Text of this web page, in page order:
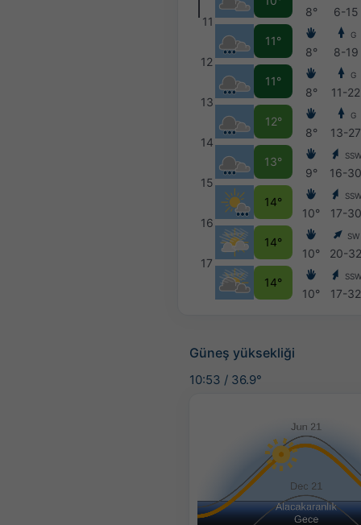
11
12
13
14
15
16
17
11°
11°
12°
13°
14°
14°
14°
8°
8°
8°
8°
9°
10°
10°
10°
6-15
G
8-19
G
11-22
G
13-27
SSW
16-
SSW
17-30
SW
20-
SSW
17-32
Güneş yüksekliği
10:53 / 36.9°